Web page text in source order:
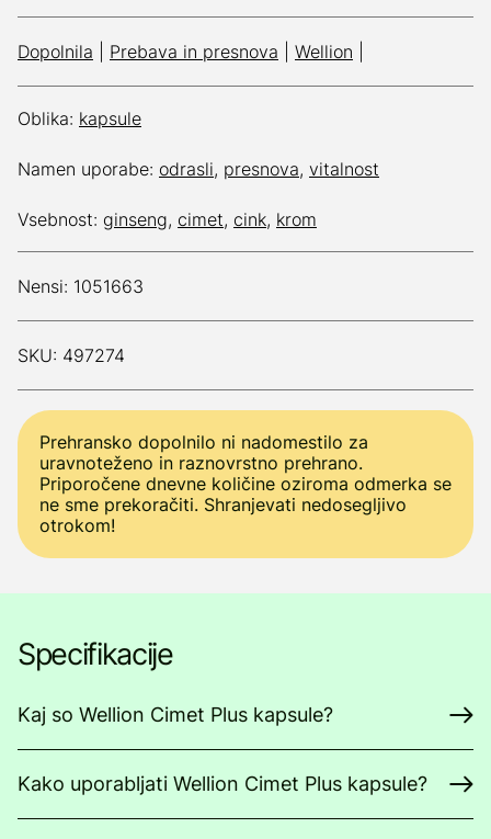
Dopolnila Prebava in presnova Wellion
Oblika: kapsule
Namen uporabe: odrasli, presnova, vitalnost
Vsebnost: ginseng, cimet, cink, krom
Nensi: 1051663
SKU: 497274
Prehransko dopolnilo ni nadomestilo za
uravnoteženo in raznovrstno prehrano.
Priporočene dnevne količine oziroma odmerka se
ne sme prekoračiti. Shranjevati nedosegljivo
otrokom!
Specifikacije
Kaj so Wellion Cimet Plus kapsule?
Kako uporabljati Wellion Cimet Plus kapsule?